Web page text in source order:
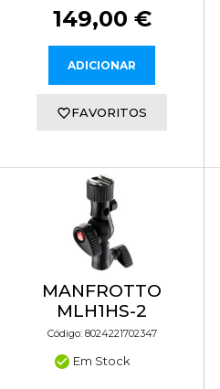
149,00 €
ADICIONAR
FAVORITOS
MANFROTTO
MLH1HS-2
Código: 8024221702347
Em Stock